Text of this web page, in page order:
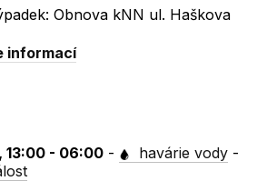
Obnova kNN ul. Haškova
informací
13:00 - 06:00 - havárie vody -